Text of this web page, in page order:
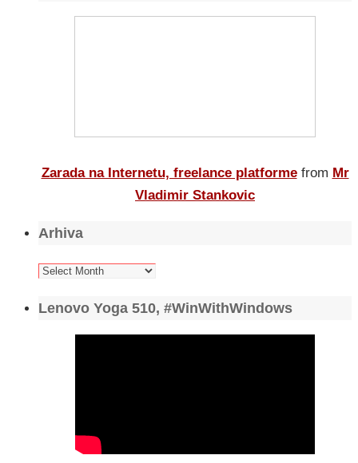
Zarada na Internetu, freelance platforme from Mr
Vladimir Stankovic
Arhiva
Arhiva
Lenovo Yoga 510, #WinWithWindows